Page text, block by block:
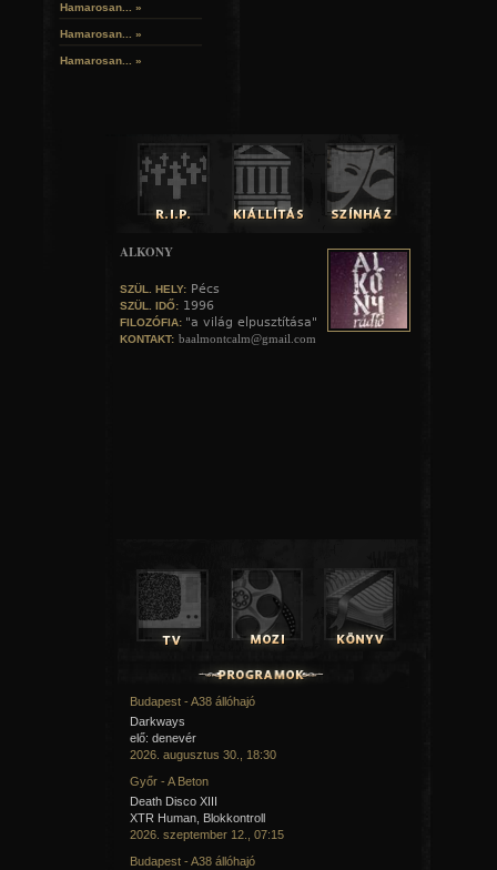
Hamarosan... »
Hamarosan... »
Hamarosan... »
ALKONY
SZÜL. HELY: Pécs
SZÜL. IDŐ: 1996
FILOZÓFIA: "a világ elpusztítása"
KONTAKT: baalmontcalm@gmail.com
Budapest - A38 állóhajó
Darkways
elő: denevér
2026. augusztus 30., 18:30
Győr - A Beton
Death Disco XIII
XTR Human, Blokkontroll
2026. szeptember 12., 07:15
Budapest - A38 állóhajó